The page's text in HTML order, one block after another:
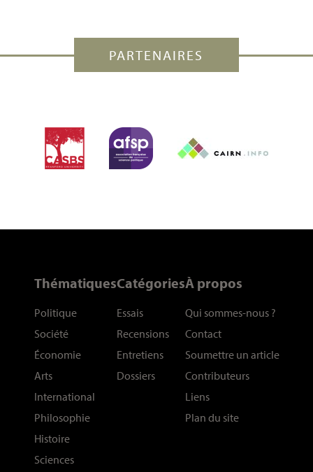
PARTENAIRES
Thématiques
Politique
Société
Économie
Arts
International
Philosophie
Histoire
Sciences
Catégories
Essais
Recensions
Entretiens
Dossiers
À propos
Qui sommes-nous ?
Contact
Soumettre un article
Contributeurs
Liens
Plan du site